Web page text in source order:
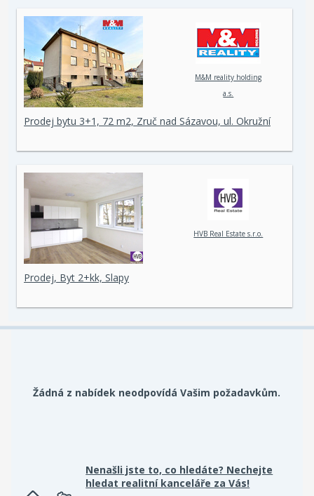
M&M reality holding
a.s.
Prodej bytu 3+1, 72 m2, Zruč nad Sázavou, ul. Okružní
HVB Real Estate s.r.o.
Prodej, Byt 2+kk, Slapy
Žádná z nabídek neodpovídá Vašim požadavkům.
Nenašli jste to, co hledáte? Nechejte
hledat realitní kanceláře za Vás!